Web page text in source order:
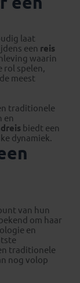
laat
een reis
waarin
rol spelen,
meest
traditionele
en
biedt een
dynamiek.
van hun
om haar
en
traditionele
nog volop